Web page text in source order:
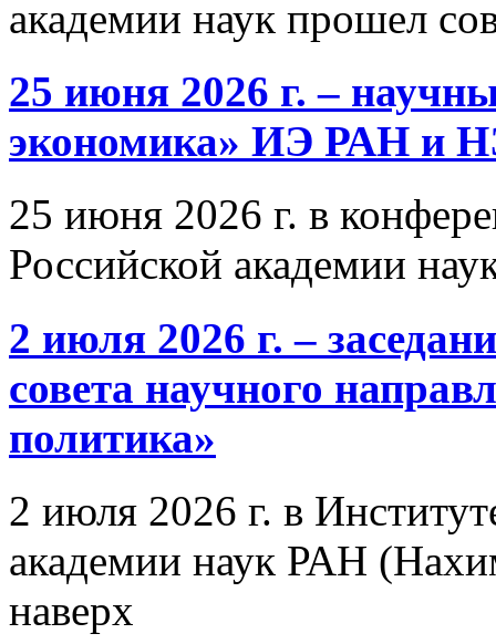
академии наук прошел
25 июня 2026 г. –
экономика» ИЭ РАН и
25 июня 2026 г. в
Российской академии
2 июля 2026 г. –
совета научного
политика»
2 июля 2026 г. в
академии наук РАН
наверх